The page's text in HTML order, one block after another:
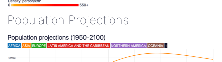
Population Projections